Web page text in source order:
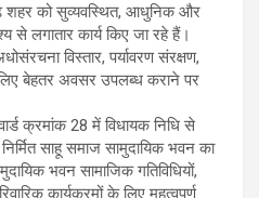
शहर को सुव्यवस्थित, आधुनिक और
से लगातार कार्य किए जा रहे हैं।
विस्तार, पर्यावरण संरक्षण,
बेहतर अवसर उपलब्ध कराने पर
क्रमांक 28 में विधायक निधि से
साहू समाज सामुदायिक भवन का
भवन सामाजिक गतिविधियों,
कार्यक्रमों के लिए महत्वपूर्ण